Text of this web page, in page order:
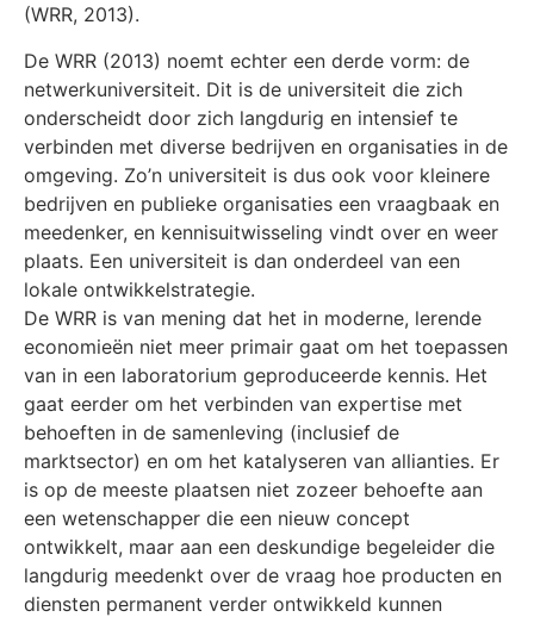
(WRR, 2013).
De WRR (2013) noemt echter een derde vorm: de
netwerkuniversiteit. Dit is de universiteit die zich
onderscheidt door zich langdurig en intensief te
verbinden met diverse bedrijven en organisaties in de
omgeving. Zo’n universiteit is dus ook voor kleinere
bedrijven en publieke organisaties een vraagbaak en
meedenker, en kennisuitwisseling vindt over en weer
plaats. Een universiteit is dan onderdeel van een
lokale ontwikkelstrategie.
De WRR is van mening dat het in moderne, lerende
economieën niet meer primair gaat om het toepassen
van in een laboratorium geproduceerde kennis. Het
gaat eerder om het verbinden van expertise met
behoeften in de samenleving (inclusief de
marktsector) en om het katalyseren van allianties. Er
is op de meeste plaatsen niet zozeer behoefte aan
een wetenschapper die een nieuw concept
ontwikkelt, maar aan een deskundige begeleider die
langdurig meedenkt over de vraag hoe producten en
diensten permanent verder ontwikkeld kunnen